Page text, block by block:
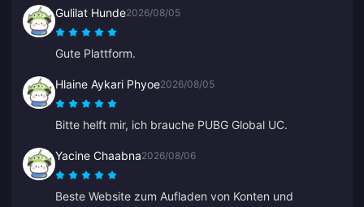
Gulilat Hunde2026/08/05
Gute Plattform.
Hlaine Aykari Phyoe2026/08/05
Bitte helft mir, ich brauche PUBG Global UC.
Yacine Chaabna2026/08/06
Beste Website zum Aufladen von Konten und